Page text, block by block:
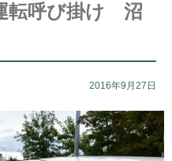
転呼び掛け 沼
2016年9月27日